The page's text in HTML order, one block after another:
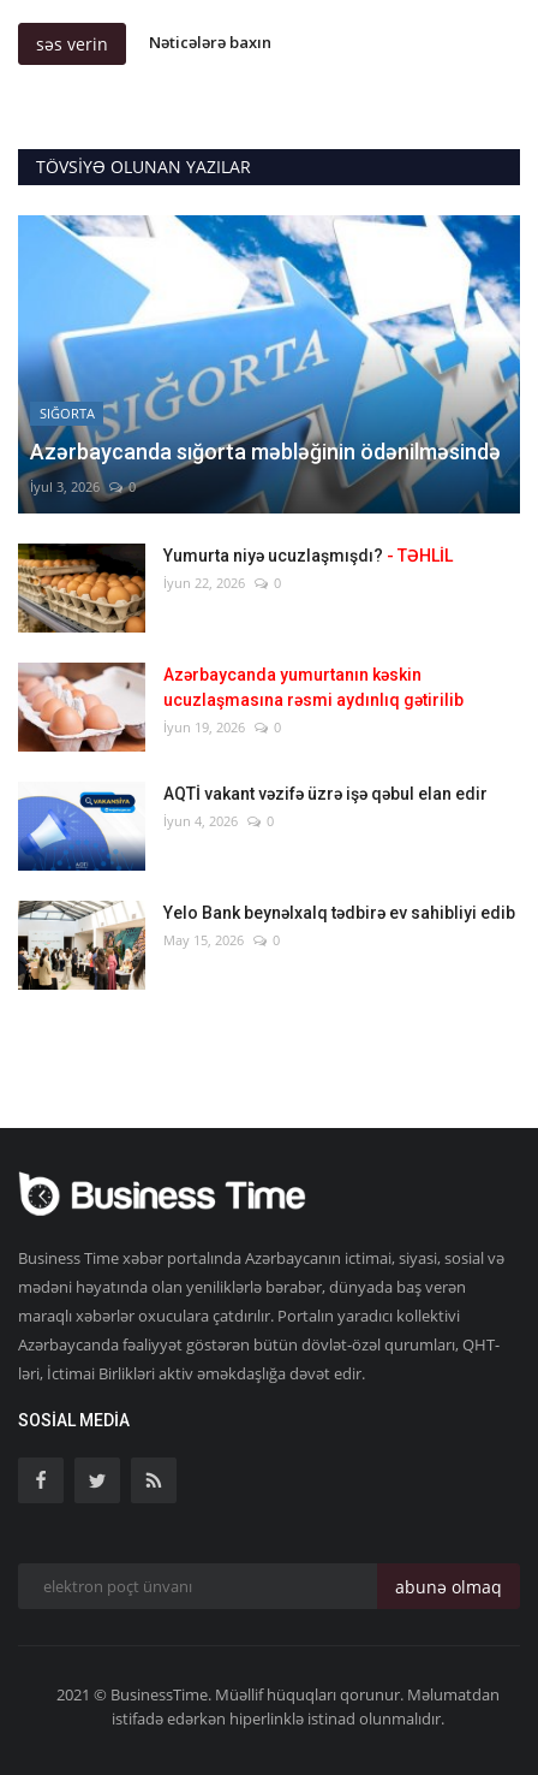
səs verin Nəticələrə baxın
TÖVSIYƏ OLUNAN YAZILAR
SIĞORTA
Azərbaycanda sığorta məbləğinin ödənilməsində
İyul 3, 2026 0
Yumurta niyə ucuzlaşmışdı? - TƏHLİL
İyun 22, 2026 0
Azərbaycanda yumurtanın kəskin
ucuzlaşmasına rəsmi aydınlıq gətirilib
İyun 19, 2026 0
AQTİ vakant vəzifə üzrə işə qəbul elan edir
İyun 4, 2026 0
Yelo Bank beynəlxalq tədbirə ev sahibliyi edib
May 15, 2026 0
Business Time xəbər portalında Azərbaycanın ictimai, siyasi, sosial və
mədəni həyatında olan yeniliklərlə bərabər, dünyada baş verən
maraqlı xəbərlər oxuculara çatdırılır. Portalın yaradıcı kollektivi
Azərbaycanda fəaliyyət göstərən bütün dövlət-özəl qurumları, QHT-
ləri, İctimai Birlikləri aktiv əməkdaşlığa dəvət edir.
SOSIAL MEDIA
abunə olmaq
2021 © BusinessTime. Müəllif hüquqları qorunur. Məlumatdan
istifadə edərkən hiperlinklə istinad olunmalıdır.